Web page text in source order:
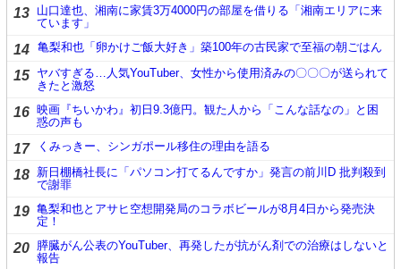
13 山口達也、湘南に家賃3万4000円の部屋を借りる「湘南エリアに来
ています」
14 亀梨和也「卵かけご飯大好き」築100年の古民家で至福の朝ごはん
15 ヤバすぎる…人気YouTuber、女性から使用済みの〇〇〇が送られて
きたと激怒
16 映画『ちいかわ』初日9.3億円。観た人から「こんな話なの」と困
惑の声も
17 くみっきー、シンガポール移住の理由を語る
18 新日棚橋社長に「パソコン打てるんですか」発言の前川D 批判殺到
で謝罪
19 亀梨和也とアサヒ空想開発局のコラボビールが8月4日から発売決
定！
20 膵臓がん公表のYouTuber、再発したが抗がん剤での治療はしないと
報告